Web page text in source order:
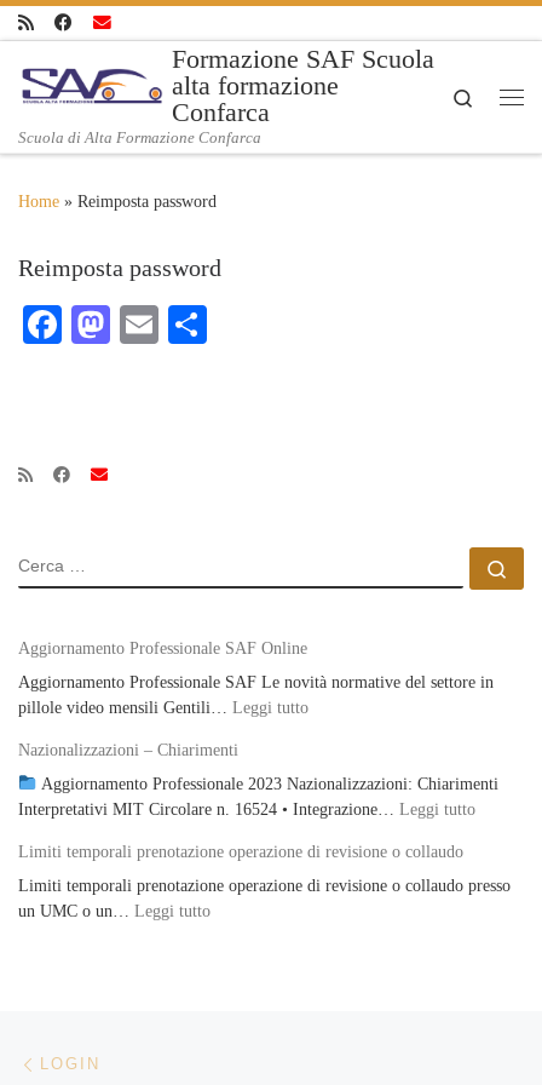
Skip to content
Formazione SAF Scuola
alta formazione
Confarca
Scuola di Alta Formazione Confarca
Search
Home » Reimposta password
Reimposta password
Fa M
E
CERCA
Aggiornamento Professionale SAF Online
Aggiornamento Professionale SAF Le novità normative del settore in
pillole video mensili Gentili… Leggi tutto: Aggiornamento Professionale
Nazionalizzazioni – Chiarimenti
Aggiornamento Professionale 2023 Nazionalizzazioni: Chiarimenti
Interpretativi MIT Circolare n. 16524 • Integrazione… Leggi tutto:
Limiti temporali prenotazione operazione di revisione o collaudo
Limiti temporali prenotazione operazione di revisione o collaudo presso
un UMC o un… Leggi tutto: Limiti temporali prenotazione operazione di
LOGIN